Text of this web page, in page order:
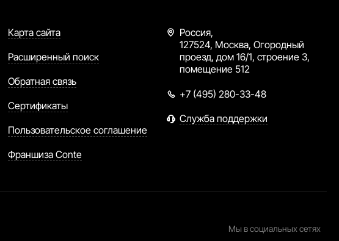
Карта сайта
Расширенный поиск
Обратная связь
Сертификаты
Пользовательское соглашение
Франшиза Conte
Россия,
127524, Москва, Огородный
проезд, дом 16/1, строение 3,
помещение 512
+7 (495) 280-33-48
Служба поддержки
Мы в социальных сетях